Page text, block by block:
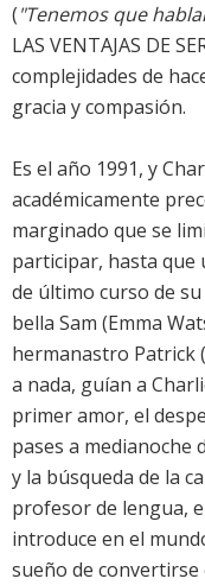
("Tenemos que
LAS VENTAJAS DE
complejidades de
gracia y compasión.
Es el año 1991, y
académicamente
marginado que se
participar, hasta que
de último curso de
bella Sam (Emma
hermanastro Patrick
a nada, guían a
primer amor, el
pases a medianoche
y la búsqueda de la
profesor de lengua,
introduce en el
sueño de convertirse